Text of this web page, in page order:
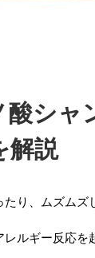
酸シ
解説
り、ムズムズ
ルギー反応